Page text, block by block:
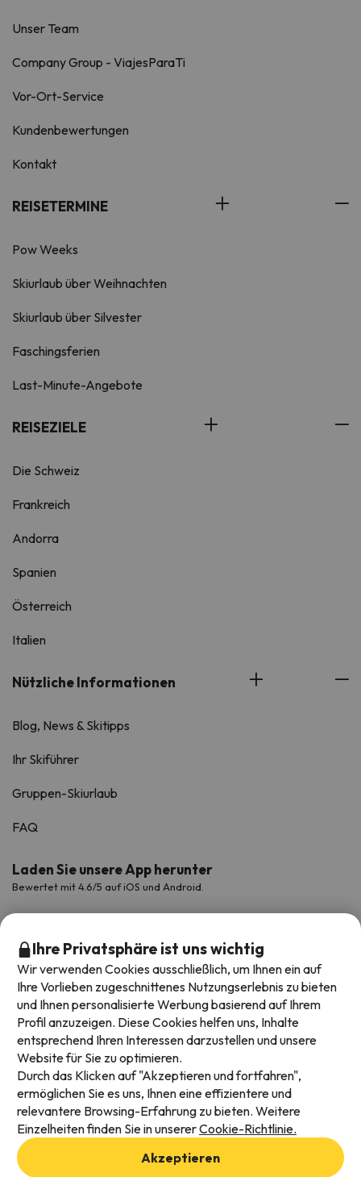
Unser Team
Company Group - ViajesParaTi
Vor-Ort-Service
Kundenbewertungen
Kontakt
REISETERMINE
Pow Weeks
Skiurlaub über Weihnachten
Skiurlaub über Silvester
Faschingsferien
Last-Minute-Angebote
REISEZIELE
Die Schweiz
Frankreich
Andorra
Spanien
Österreich
Italien
Nützliche Informationen
Blog, News & Skitipps
Ihr Skiführer
Gruppen-Skiurlaub
FAQ
Laden Sie unsere App herunter
Bewertet mit 4.6/5 auf iOS und Android.
Verfügbare Zahlungsarten
Impressum und AGBs
Datenschutz
Ihre Privatsphäre ist uns wichtig
Wir verwenden Cookies ausschließlich, um Ihnen ein auf
Ihre Vorlieben zugeschnittenes Nutzungserlebnis zu bieten
und Ihnen personalisierte Werbung basierend auf Ihrem
Profil anzuzeigen. Diese Cookies helfen uns, Inhalte
entsprechend Ihren Interessen darzustellen und unsere
Website für Sie zu optimieren.
Durch das Klicken auf "Akzeptieren und fortfahren",
ermöglichen Sie es uns, Ihnen eine effizientere und
relevantere Browsing-Erfahrung zu bieten. Weitere
Einzelheiten finden Sie in unsererCookie-Richtlinie.
Akzeptieren